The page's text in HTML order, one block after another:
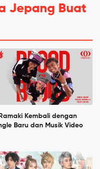
Jepang Buat
Kembali dengan
Baru dan Musik Video